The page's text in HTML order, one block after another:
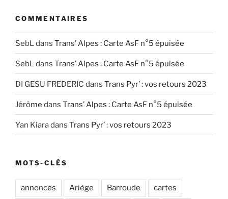
COMMENTAIRES
SebL dans Trans’ Alpes : Carte AsF n°5 épuisée
SebL dans Trans’ Alpes : Carte AsF n°5 épuisée
DI GESU FREDERIC dans Trans Pyr’ : vos retours 2023
Jérôme dans Trans’ Alpes : Carte AsF n°5 épuisée
Yan Kiaradans Trans Pyr’ : vos retours 2023
MOTS-CLÉS
annonces Ariège Barroude cartes